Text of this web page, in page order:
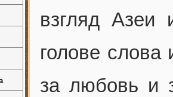
взгляд Азеи
голове слова
за любовь и